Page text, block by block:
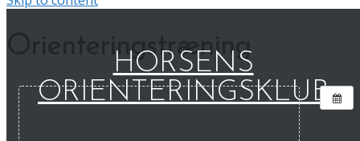
HORSENS
ORIENTERINGSKLUB
Orienteringstræning